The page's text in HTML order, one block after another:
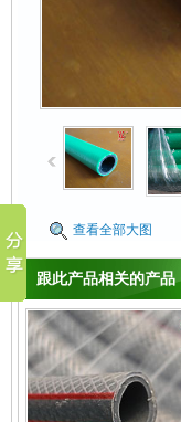
查看全部大图
跟此产品相关的产品